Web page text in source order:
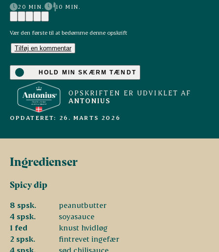
20 MIN. 10 MIN.
Vær den første til at bedømme denne opskrift
Tilføj en kommentar
HOLD MIN SKÆRM TÆNDT
OPSKRIFTEN ER UDVIKLET AF
ANTONIUS
OPDATERET: 26. MARTS 2026
Ingredienser
Spicy dip
8 spsk.
peanutbutter
4 spsk.
soyasauce
1 fed
knust hvidløg
2 spsk.
fintrevet ingefær
4 spsk.
sød chilisauce